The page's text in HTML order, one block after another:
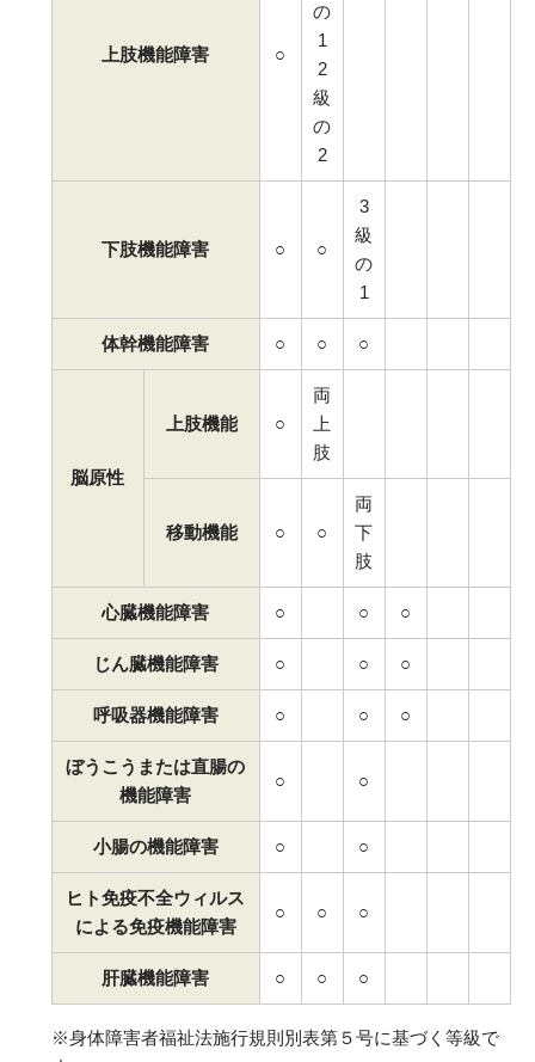
上肢機能障害 ○
の
1
2
級
の
2
下肢機能障害 ○ ○
3
級
の
1
体幹機能障害 ○ ○ ○
脳原性
上肢機能 ○
両
上
肢
移動機能 ○ ○
両
下
肢
心臓機能障害 ○ ○ ○
じん臓機能障害 ○ ○ ○
呼吸器機能障害 ○ ○ ○
ぼうこうまたは直腸の
機能障害
○ ○
小腸の機能障害 ○ ○
ヒト免疫不全ウィルス
による免疫機能障害
○ ○ ○
肝臓機能障害 ○ ○ ○
※身体障害者福祉法施行規則別表第５号に基づく等級で